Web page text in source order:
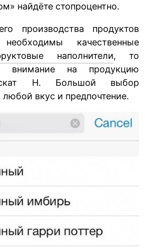
найдёте стопроцентно.
производства продуктов
качественные
наполнители, то
внимание на продукцию
Н. Большой выбор
любой вкус и предпочтение.